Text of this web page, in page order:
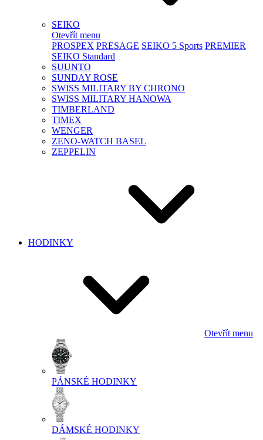
SEIKO
Otevřít menu
PROSPEX PRESAGE SEIKO 5 Sports PREMIER
SEIKO Standard
SUUNTO
SUNDAY ROSE
SWISS MILITARY BY CHRONO
SWISS MILITARY HANOWA
TIMBERLAND
TIMEX
WENGER
ZENO-WATCH BASEL
ZEPPELIN
HODINKY
Otevřít menu
PÁNSKÉ HODINKY
DÁMSKÉ HODINKY